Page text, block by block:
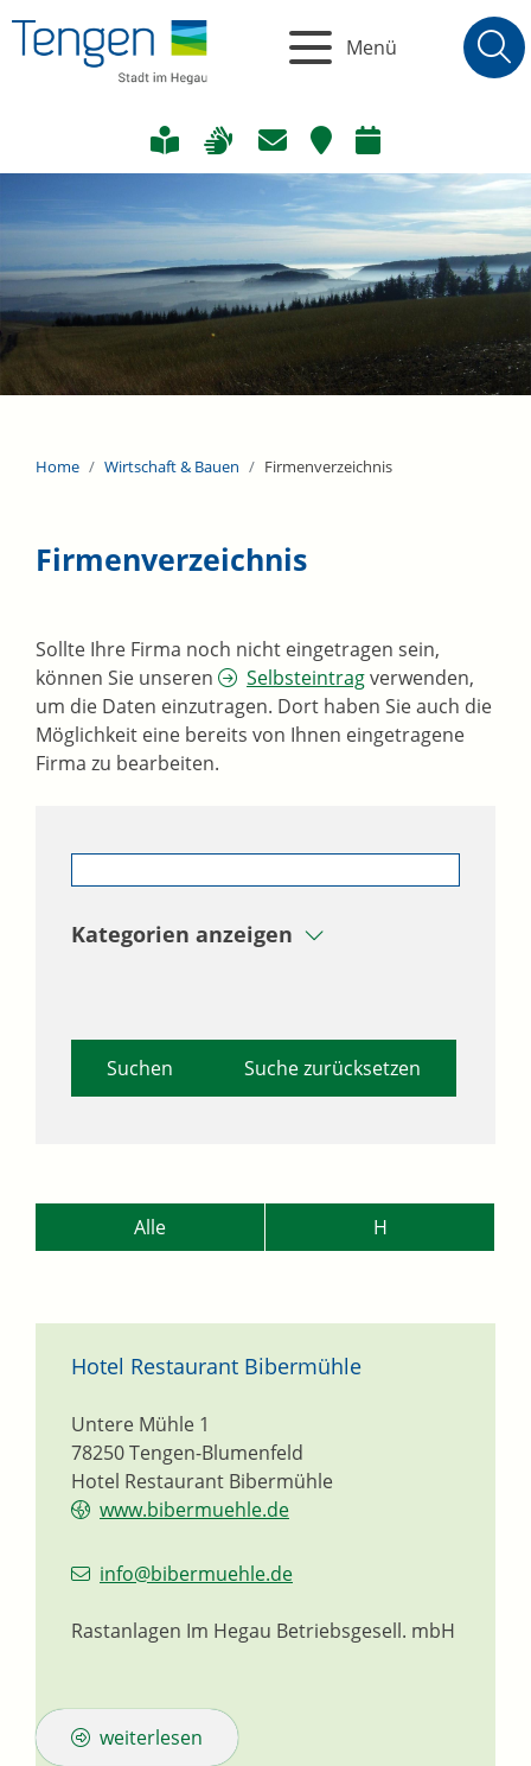
Menü
Home Wirtschaft & Bauen Firmenverzeichnis
Firmenverzeichnis
Sollte Ihre Firma noch nicht eingetragen sein,
können Sie unseren
Selbsteintragverwenden,
um die Daten einzutragen. Dort haben Sie auch die
Möglichkeit eine bereits von Ihnen eingetragene
Firma zu bearbeiten.
Kategorien anzeigen
Suche zurücksetzen
Alle H
Hotel Restaurant Bibermühle
Hotel Restaurant Bibermühle
Untere Mühle 1
78250Tengen-Blumenfeld
www.bibermuehle.de
info@bibermuehle.de
Rastanlagen Im Hegau Betriebsgesell. mbH
weiterlesen